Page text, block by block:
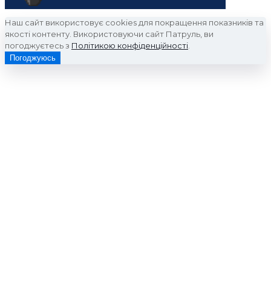
Наш сайт використовує cookies для покращення показників та
якості контенту. Використовуючи сайт Патруль, ви
погоджуєтесь з Політикою конфіденційності
Погоджуюсь